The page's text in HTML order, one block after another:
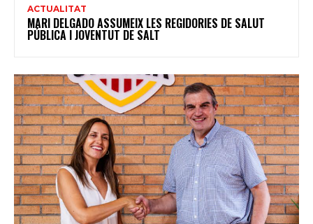
ACTUALITAT
MARI DELGADO ASSUMEIX LES REGIDORIES DE SALUT
PÚBLICA I JOVENTUT DE SALT